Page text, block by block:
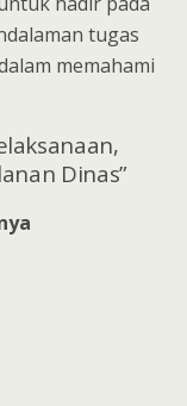
tugas
memahami
Dinas”